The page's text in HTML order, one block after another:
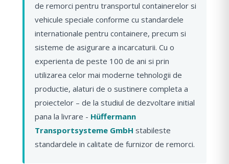
de remorci pentru transportul containerelor si
vehicule speciale conforme cu standardele
internationale pentru containere, precum si
sisteme de asigurare a incarcaturii. Cu o
experienta de peste 100 de ani si prin
utilizarea celor mai moderne tehnologii de
productie, alaturi de o sustinere completa a
proiectelor – de la studiul de dezvoltare initial
pana la livrare - Hüffermann
Transportsysteme GmbH stabileste
standardele in calitate de furnizor de remorci.